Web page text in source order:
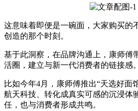
这意味着即便是一碗面，大家购买的
创造的那个时刻。
基于此洞察，在品牌沟通上，康师傅
活圈，建立与新一代消费者的链接感。
比如今年4月，康师傅推出“天选好面
航天科技、转化成真实可感的沉浸体
任，也与消费者形成共鸣。